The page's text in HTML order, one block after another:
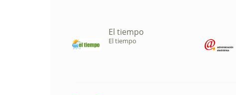
El tiempo
El tiempo